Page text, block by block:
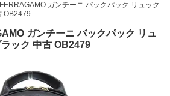
ガンチーニ バックパック リュック
OB2479
ガンチーニ バックパック リュ
ック 中古 OB2479